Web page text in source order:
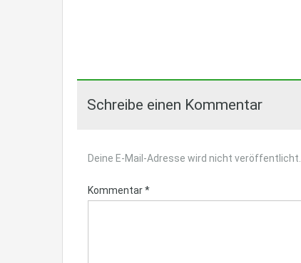
Schreibe einen Kommentar
Deine E-Mail-Adresse wird nicht veröffentlicht.
Kommentar*